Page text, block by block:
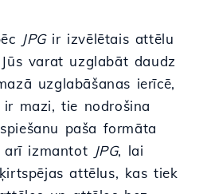
JPGir izvēlētais attēlu
varat uzglabāt daudz
uzglabāšanas ierīcē,
mazi, tie nodrošina
paša formāta
arī izmantot JPG, lai
attēlus, kas tiek